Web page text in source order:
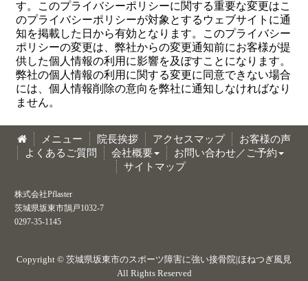
す。このプライバシーポリシーに関する重要な変更はこ
のプライバシーポリシーが対象とするウェブサイトに通
知を掲載した日から有効となります。このプライバシー
ポリシーの変更は、弊社からの変更通知前にお客様が提
供した個人情報の利用に影響を及ぼすことになります。
弊社の個人情報の利用に関する変更に同意できない場合
には、個人情報削除の意向を弊社に通知しなければなり
ません。
メニュー 院長挨拶 アクセスマップ
お客様の声
よくあるご質問
会社概要
お問い合わせ／ご予約
サイトマップ
株式会社Pflaster
茨城県坂東市鵠戸1032-7
0297-35-1145
Copyright © 茨城県坂東市のスポーツ障害に強い接骨院|ほねつぎ風見
All Rights Reserved